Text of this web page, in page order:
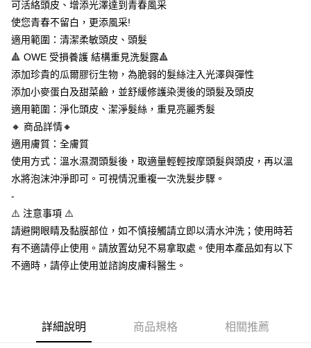
後付繳納相關費用。
是否繳費成功／繳費後需取消欲退款等相關疑問，請聯繫「AFTEE先享後付
客戶支援中心」https://netprotections.freshdesk.com/support/home
【注意事項】
１．透過由恩沛科技股份有限公司提供之「AFTEE先享後付」服務完成之交
易，需依本服務之必要範圍內提供個人資料，並將交易相關給付款項請求債
權轉讓予恩沛科技股份有限公司。
２．關於個人資料處理事宜，請瀏覽以下網址：
https://aftee.tw/terms/#terms3
３．未成年的使用者請事先徵得法定代理人或監護人之同意方可使用
任。
４．使用「AFTEE先享後付」時，將依據個別帳號之用戶狀況，依本公司即
５．嚴禁一人註冊多個帳號或使用他人資訊註冊。若發現惡意使用之情形，
恩沛科技股份有限公司將有權停止該用戶之使用額度並採取法律行動。
付款後7-11取貨
每筆NT$80，滿NT$590(含以上)免運費
本島宅配
每筆NT$100，滿NT$590(含以上)免運費
離島宅配
每筆NT$200，滿NT$2,000(含以上)免運費
海外宅配
法國、英國
可活絡頭皮、增添光澤達到青春風采
使您青春不留白，更添風采!
適用範圍：清潔柔敏頭皮、頭髮
🔺 OWE 受損養護 結構重見洗髮露🔺
添加珍貴的瓜爾膠衍生物，為脆弱的髮絲注入光澤與彈性
添加小麥蛋白及甜菜鹼，並舒緩修護染燙後的頭髮及頭皮
適用範圍：淨化頭皮、潔淨髮絲，重見亮麗秀髮
🔸 商品詳情🔸
適用膚質：全膚質
使用方式：溫水濕潤頭髮後，取適量輕輕按摩頭髮與頭皮，再以溫
水將泡沫沖淨即可。可視情況重複一次洗髮步驟。
-
⚠️ 注意事項 ⚠️
請避開眼睛及黏膜部位，如不慎接觸請立即以清水沖洗；使用時若
有不適請停止使用。請放置幼兒不易拿取處。使用本產品如有以下
不適時，請停止使用並諮詢皮膚科醫生。
詳細說明 商品規格 相關推薦